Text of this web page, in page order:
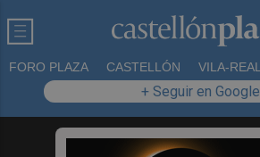
FORO PLAZA CASTELLÓN VILA-REAL
+ Seguir en Google